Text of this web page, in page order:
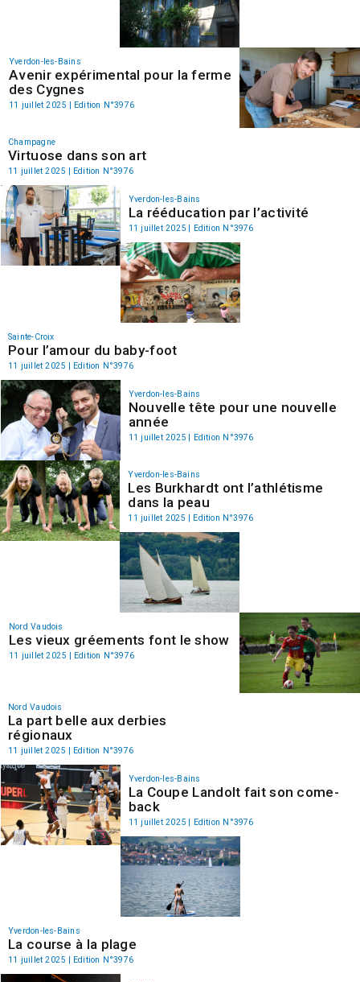
Yverdon-les-Bains
Avenir expérimental pour la ferme
des Cygnes
11 juillet 2025 | Edition N°3976
Champagne
Virtuose dans son art
11 juillet 2025 | Edition N°3976
Yverdon-les-Bains
La rééducation par l’activité
11 juillet 2025 | Edition N°3976
Sainte-Croix
Pour l’amour du baby-foot
11 juillet 2025 | Edition N°3976
Yverdon-les-Bains
Nouvelle tête pour une nouvelle
année
11 juillet 2025 | Edition N°3976
Yverdon-les-Bains
Les Burkhardt ont l’athlétisme
dans la peau
11 juillet 2025 | Edition N°3976
Nord Vaudois
Les vieux gréements font le show
11 juillet 2025 | Edition N°3976
Nord Vaudois
La part belle aux derbies
régionaux
11 juillet 2025 | Edition N°3976
Yverdon-les-Bains
La Coupe Landolt fait son come-
back
11 juillet 2025 | Edition N°3976
Yverdon-les-Bains
La course à la plage
11 juillet 2025 | Edition N°3976